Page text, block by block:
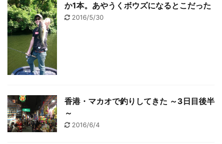
か1本。あやうくボウズになるとこだった
2016/5/30
香港・マカオで釣りしてきた ～3日目後半
～
2016/6/4